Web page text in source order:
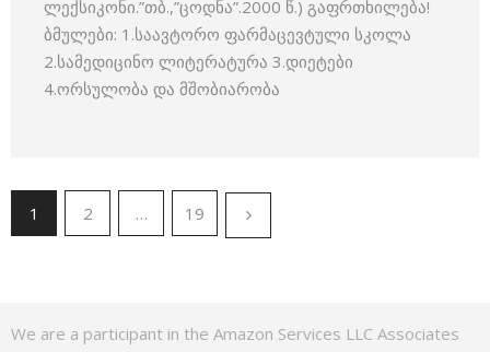
ლექსიკონი.”თბ.,”ცოდნა”.2000 წ.) გაფრთხილება!
ბმულები: 1.საავტორო ფარმაცევტული სკოლა
2.სამედიცინო ლიტერატურა 3.დიეტები
4.ორსულობა და მშობიარობა
1 2 … 19
We are a participant in the Amazon Services LLC Associates